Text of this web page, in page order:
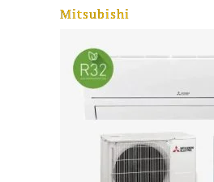
Mitsubishi